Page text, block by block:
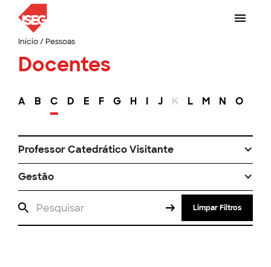
Início/ Pessoas
Docentes
A B C D E F G H I J K L M N O
Professor Catedrático Visitante
Gestão
Limpar Filtros